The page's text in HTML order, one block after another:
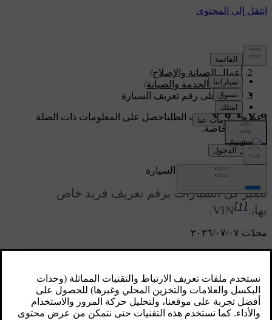
الدعم/
أعمال الصيانة والإصلاح/
أعمال الخدمة والصيانة/
العثور على رقم تعريف السيارة
دعم مخصص حسب الطلباحصل على المعلومات ذات الصلة
بسيارتك الخاصة.
تسجيل الدخول
محدّث ٠٧‏/٠٧‏/٢٠٢٦
العثور على رقم تعريف السيارة
تتميّز كل السيارات برقم تعريف فريد خاص
بها،.VIN[1]
.